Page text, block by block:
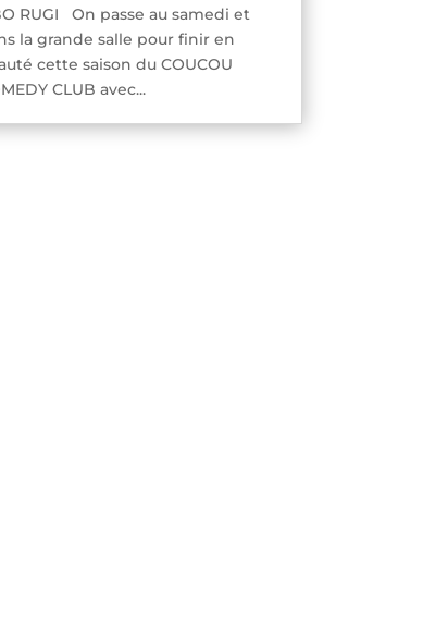
RUGI On passe au samedi et
la grande salle pour finir en
cette saison du COUCOU
CLUB avec...